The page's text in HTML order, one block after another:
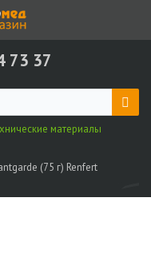
73 37
материалы
(75 г) Renfert